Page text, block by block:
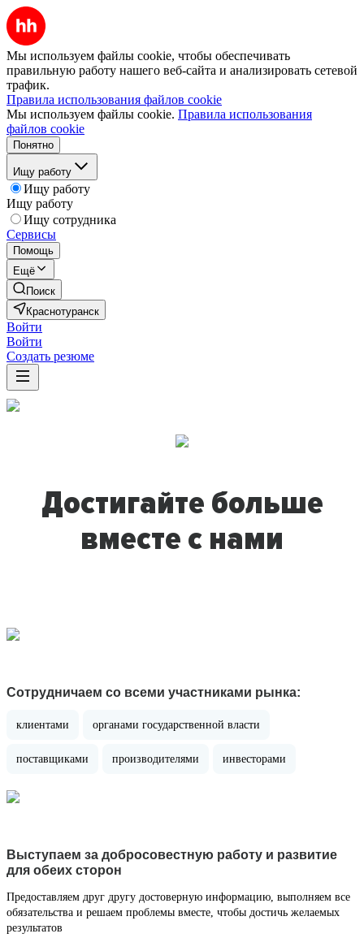
Мы используем файлы cookie, чтобы обеспечивать
правильную работу нашего веб-сайта и анализировать сетевой
трафик.
Правила использования файлов cookie
Мы используем файлы cookie. Правила использования
файлов cookie
Понятно
Ищу работу
Ищу работу
Ищу работу
Ищу сотрудника
Сервисы
Помощь
Ещё
Поиск
Краснотуранск
Войти
Войти
Создать резюме
Достигайте больше
вместе с нами
Сотрудничаем со всеми участниками рынка:
клиентами органами государственной власти
поставщиками производителями инвесторами
Выступаем за добросовестную работу и развитие
для обеих сторон
Предоставляем друг другу достоверную информацию, выполняем все
обязательства и решаем проблемы вместе, чтобы достичь желаемых
результатов